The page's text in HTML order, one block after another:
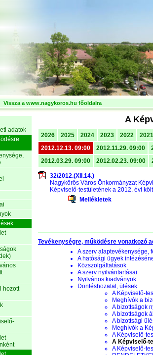
Vissza a www.nagykoros.hu főoldalra
adatok
hozott
A
2026 2025 2024 2023 2022
2021
2012.12.13. 09:00
2012.11.29. 09:00
2012.03.29. 09:00
2012.02.23. 09:00
32/2012.(XII.14.)
Nagykőrös Város Önkormányzat
Képviselő-testületének a 2012. évi
Mellékletek
Tevékenységre, működésre vonatkozó
A szerv alaptevékenysége,
A hatósági ügyek
Közszolgáltatások
A szerv nyilvántartásai
Nyilvános kiadványok
Döntéshozatal, ülések
A Képviselő-
Meghívók a
A bizottságok
A bizottságok
A bizottsági
Meghívók a
A Képviselő-
A Képviselő-
A Képviselő-